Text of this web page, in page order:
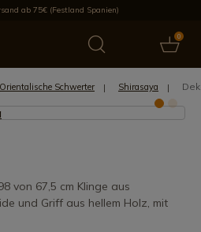
ab 75€ (Festland Spanien)
0
Aktuelles Bestseller
Orientalische Schwerter Shirasaya
von 67,5 cm Klinge aus
und Griff aus hellem Holz, mit